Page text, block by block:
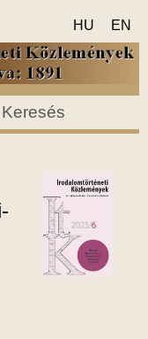
HU EN
Keresés